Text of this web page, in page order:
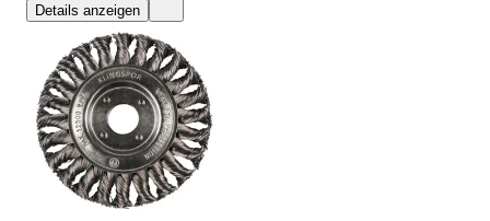
Details anzeigen